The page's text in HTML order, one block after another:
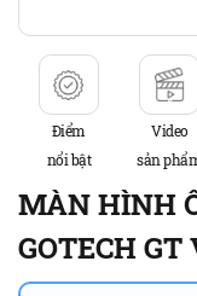
Điểm
nổi bật
Video
sản
MÀN HÌNH
GOTECH GT